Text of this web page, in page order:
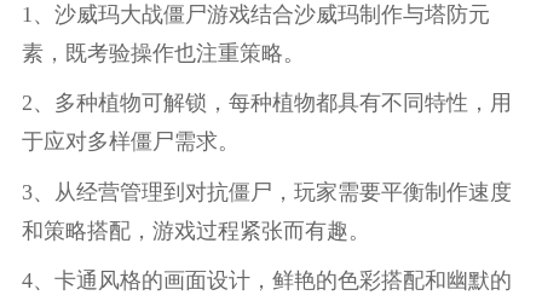
1、沙威玛大战僵尸游戏结合沙威玛制作与塔防元
素，既考验操作也注重策略。
2、多种植物可解锁，每种植物都具有不同特性，用
于应对多样僵尸需求。
3、从经营管理到对抗僵尸，玩家需要平衡制作速度
和策略搭配，游戏过程紧张而有趣。
4、卡通风格的画面设计，鲜艳的色彩搭配和幽默的